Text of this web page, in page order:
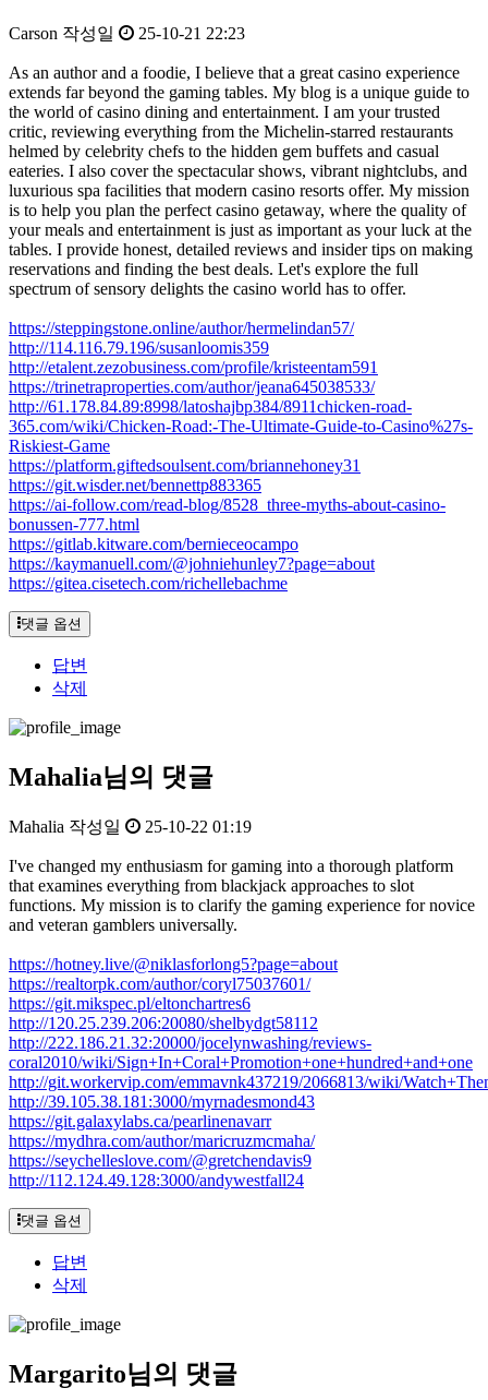
Carson 작성일 25-10-21 22:23
As an author and a foodie, I believe that a great casino experience
extends far beyond the gaming tables. My blog is a unique guide to
the world of casino dining and entertainment. I am your trusted
critic, reviewing everything from the Michelin-starred restaurants
helmed by celebrity chefs to the hidden gem buffets and casual
eateries. I also cover the spectacular shows, vibrant nightclubs, and
luxurious spa facilities that modern casino resorts offer. My mission
is to help you plan the perfect casino getaway, where the quality of
your meals and entertainment is just as important as your luck at the
tables. I provide honest, detailed reviews and insider tips on making
reservations and finding the best deals. Let's explore the full
spectrum of sensory delights the casino world has to offer.
https://steppingstone.online/author/hermelindan57/
http://114.116.79.196/susanloomis359
http://etalent.zezobusiness.com/profile/kristeentam591
https://trinetraproperties.com/author/jeana645038533/
http://61.178.84.89:8998/latoshajbp384/8911chicken-road-
365.com/wiki/Chicken-Road:-The-Ultimate-Guide-to-Casino%27s-
Riskiest-Game
https://platform.giftedsoulsent.com/briannehoney31
https://git.wisder.net/bennettp883365
https://ai-follow.com/read-blog/8528_three-myths-about-casino-
bonussen-777.html
https://gitlab.kitware.com/bernieceocampo
https://kaymanuell.com/@johniehunley7?page=about
https://gitea.cisetech.com/richellebachme
댓글 옵션
답변
삭제
Mahalia님의 댓글
Mahalia 작성일 25-10-22 01:19
I've changed my enthusiasm for gaming into a thorough platform
that examines everything from blackjack approaches to slot
functions. My mission is to clarify the gaming experience for novice
and veteran gamblers universally.
https://hotney.live/@niklasforlong5?page=about
https://realtorpk.com/author/coryl75037601/
https://git.mikspec.pl/eltonchartres6
http://120.25.239.206:20080/shelbydgt58112
http://222.186.21.32:20000/jocelynwashing/reviews-
coral2010/wiki/Sign+In+Coral+Promotion+one+hundred+and+one
http://git.workervip.com/emmavnk437219/2066813/wiki/
http://39.105.38.181:3000/myrnadesmond43
https://git.galaxylabs.ca/pearlinenavarr
https://mydhra.com/author/maricruzmcmaha/
https://seychelleslove.com/@gretchendavis9
http://112.124.49.128:3000/andywestfall24
댓글 옵션
답변
삭제
Margarito님의 댓글